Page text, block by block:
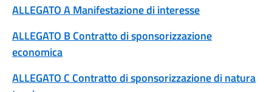
ALLEGATO A Manifestazione di interesse
ALLEGATO B Contratto di sponsorizzazione
economica
ALLEGATO C Contratto di sponsorizzazione di natura